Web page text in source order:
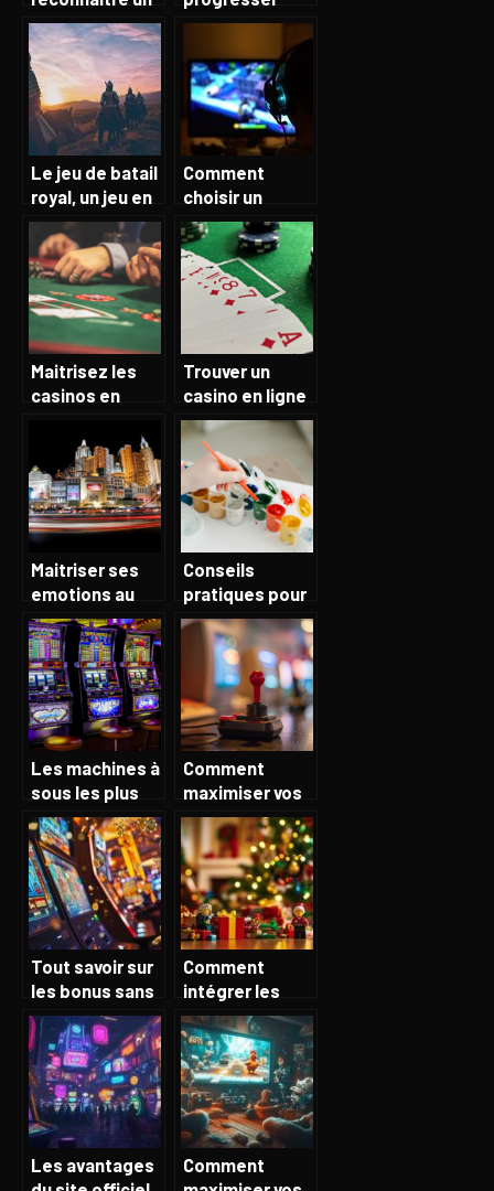
bon crypto
casino ?
dans le
domaine du e-
sport?
Le jeu de batail
royal, un jeu en
ligne très
réputé ?
Comment
choisir un
pseudo Tryhard
sur Fortnite ?
Maitrisez les
casinos en
maximisez vos
gains avec les
conseils des
experts
Trouver un
casino en ligne
fiable : les
astuces pour
ne pas se
tromper
Maitriser ses
emotions au
casino pour
minimiser les
pertes
Conseils
pratiques pour
resoudre
efficacement
les jeux de
casse-tete
Les machines à
sous les plus
populaires du
marché
Comment
maximiser vos
gains avec le
jeu de mines
casino :
stratégies et
astuces
Tout savoir sur
les bonus sans
dépôt pour
maximiser vos
gains au casino
en ligne
Comment
intégrer les
LEGO dans vos
idées de
cadeaux de
Noël
Les avantages
Comment